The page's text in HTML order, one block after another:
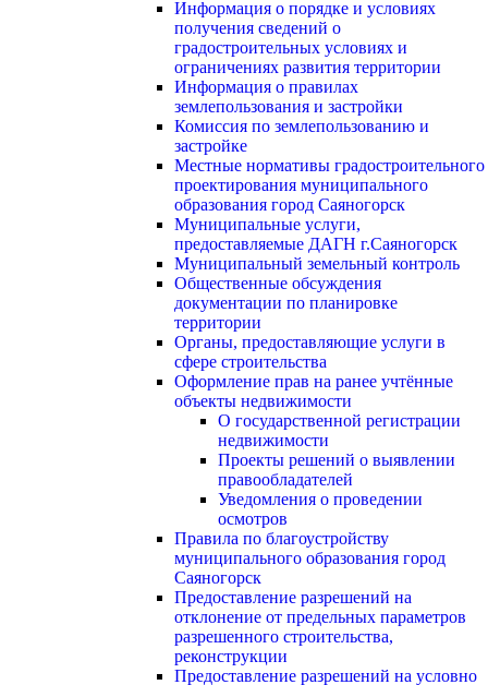
Информация о порядке и условиях
получения сведений о
градостроительных условиях и
ограничениях развития территории
Информация о правилах
землепользования и застройки
Комиссия по землепользованию и
застройке
Местные нормативы градостроительного
проектирования муниципального
образования город Саяногорск
Муниципальные услуги,
предоставляемые ДАГН г.Саяногорск
Муниципальный земельный контроль
Общественные обсуждения
документации по планировке
территории
Органы, предоставляющие услуги в
сфере строительства
Оформление прав на ранее учтённые
объекты недвижимости
О государственной регистрации
недвижимости
Проекты решений о выявлении
правообладателей
Уведомления о проведении
осмотров
Правила по благоустройству
муниципального образования город
Саяногорск
Предоставление разрешений на
отклонение от предельных параметров
разрешенного строительства,
реконструкции
Предоставление разрешений на условно